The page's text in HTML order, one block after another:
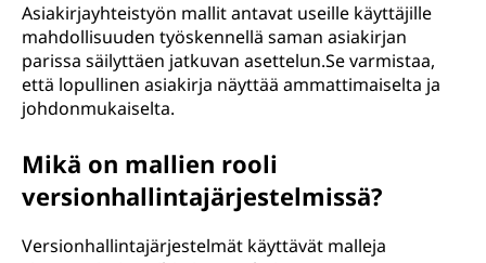
Asiakirjayhteistyön mallit antavat useille käyttäjille
mahdollisuuden työskennellä saman asiakirjan
parissa säilyttäen jatkuvan asettelun.Se varmistaa,
että lopullinen asiakirja näyttää ammattimaiselta ja
johdonmukaiselta.
Mikä on mallien rooli
versionhallintajärjestelmissä?
Versionhallintajärjestelmät käyttävät malleja